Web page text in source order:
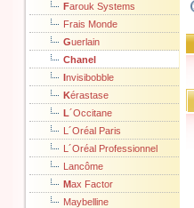
Farouk Systems
Frais Monde
Guerlain
Chanel
Invisibobble
Kérastase
L´Occitane
L´Oréal Paris
L´Oréal Professionnel
Lancôme
Max Factor
Maybelline